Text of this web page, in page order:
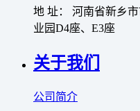
地 址： 河南省新乡
业园D4座、E3座
关于我们
公司简介